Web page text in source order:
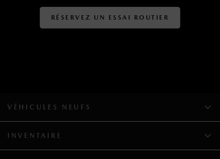
RÉSERVEZ UN ESSAI ROUTIER
VÉHICULES NEUFS
INVENTAIRE